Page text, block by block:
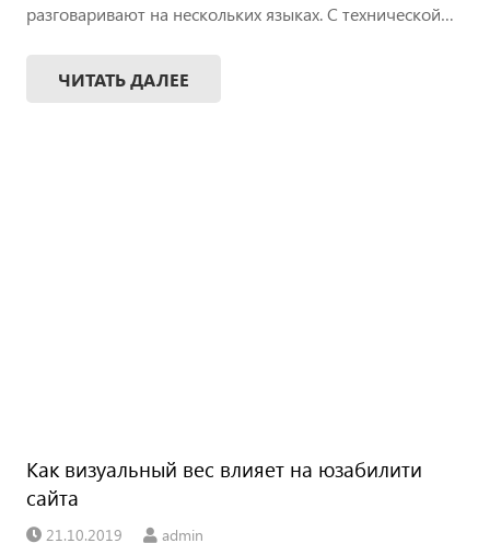
разговаривают на нескольких языках. С технической…
ЧИТАТЬ ДАЛЕЕ
Как визуальный вес влияет на юзабилити
сайта
21.10.2019
admin